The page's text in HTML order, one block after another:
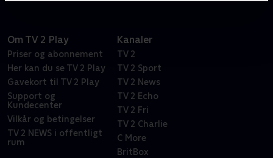
Om TV 2 Play
Priser og abonnement
Her kan du se TV 2 Play
Gavekort til TV 2 Play
Support og
Kundecenter
Vilkår og betingelser
TV 2 NEWS i offentligt
rum
Kanaler
TV 2
TV 2 Sport
TV 2 News
TV 2 Echo
TV 2 Fri
TV 2 Charlie
C More
BritBox